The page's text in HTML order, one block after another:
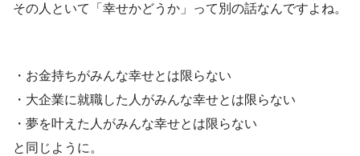
その人といて「幸せかどうか」って別の話なんですよね。
・お金持ちがみんな幸せとは限らない
・大企業に就職した人がみんな幸せとは限らない
・夢を叶えた人がみんな幸せとは限らない
と同じように。